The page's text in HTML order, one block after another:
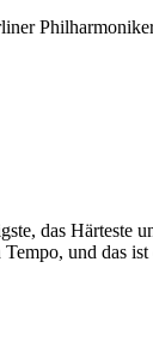
das Härteste
und das